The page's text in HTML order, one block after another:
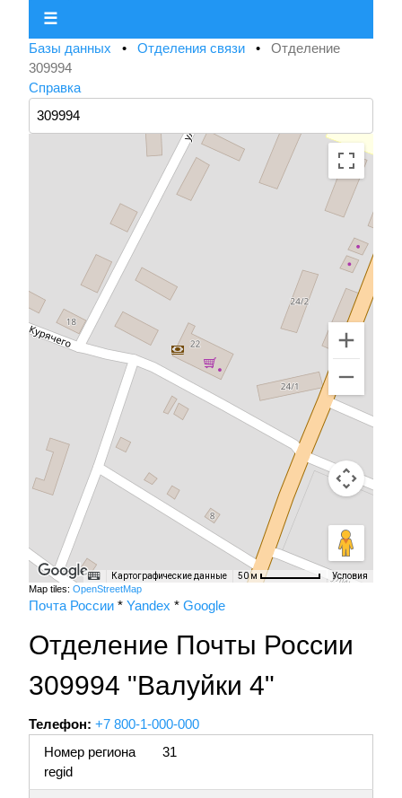
☰
Базы данных • Отделения связи • Отделение
309994
Справка
Картографические данные 50 м Условия
Map tiles: OpenStreetMap
Почта России * Yandex * Google
Отделение Почты России
309994 "Валуйки 4"
Телефон: +7 800-1-000-000
Номер региона
regid
31